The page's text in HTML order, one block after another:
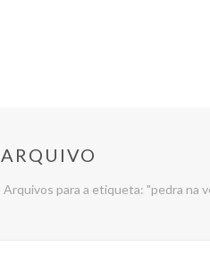
ARQUIVO
Arquivos para a etiqueta: "pedra na